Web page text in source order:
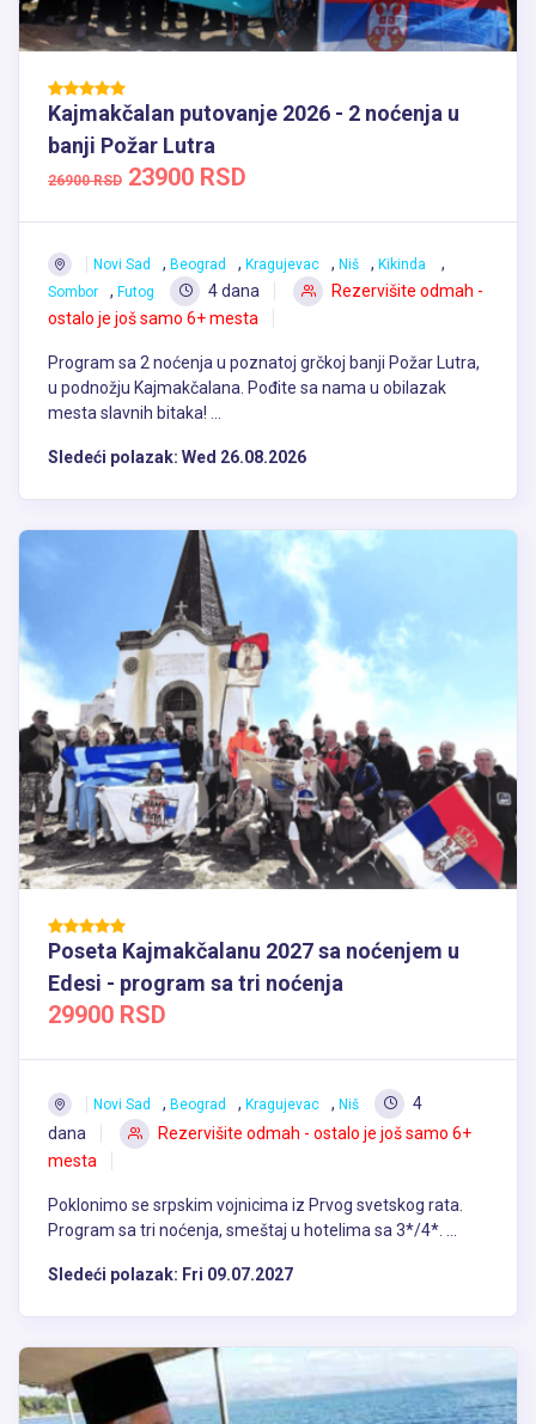
Kajmakčalan putovanje 2026 - 2 noćenja u
banji Požar Lutra
26900 RSD 23900 RSD
Novi Sad , Beograd , Kragujevac , Niš , Kikinda ,
Sombor , Futog 4 dana
Rezervišite odmah -
ostalo je još samo 6+ mesta
Program sa 2 noćenja u poznatoj grčkoj banji Požar Lutra,
u podnožju Kajmakčalana. Pođite sa nama u obilazak
mesta slavnih bitaka! ...
Sledeći polazak: Wed 26.08.2026
Poseta Kajmakčalanu 2027 sa noćenjem u
Edesi - program sa tri noćenja
29900 RSD
Novi Sad , Beograd , Kragujevac , Niš
4
dana
Rezervišite odmah - ostalo je još samo 6+
mesta
Poklonimo se srpskim vojnicima iz Prvog svetskog rata.
Program sa tri noćenja, smeštaj u hotelima sa 3*/4*. ...
Sledeći polazak: Fri 09.07.2027